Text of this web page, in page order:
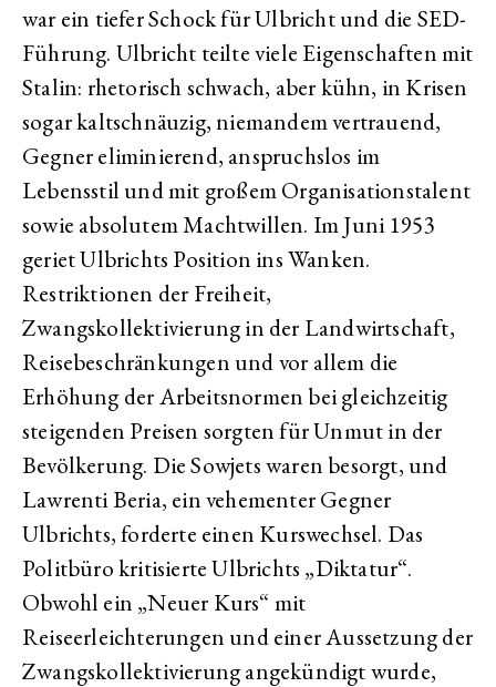
war ein tiefer Schock für Ulbricht und die SED-
Führung. Ulbricht teilte viele Eigenschaften mit
Stalin: rhetorisch schwach, aber kühn, in Krisen
sogar kaltschnäuzig, niemandem vertrauend,
Gegner eliminierend, anspruchslos im
Lebensstil und mit großem Organisationstalent
sowie absolutem Machtwillen. Im Juni 1953
geriet Ulbrichts Position ins Wanken.
Restriktionen der Freiheit,
Zwangskollektivierung in der Landwirtschaft,
Reisebeschränkungen und vor allem die
Erhöhung der Arbeitsnormen bei gleichzeitig
steigenden Preisen sorgten für Unmut in der
Bevölkerung. Die Sowjets waren besorgt, und
Lawrenti Beria, ein vehementer Gegner
Ulbrichts, forderte einen Kurswechsel. Das
Politbüro kritisierte Ulbrichts „Diktatur“.
Obwohl ein „Neuer Kurs“ mit
Reiseerleichterungen und einer Aussetzung der
Zwangskollektivierung angekündigt wurde,